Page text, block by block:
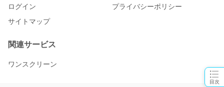
目次
ログイン
プライバシーポリシー
サイトマップ
関連サービス
ワンスクリーン